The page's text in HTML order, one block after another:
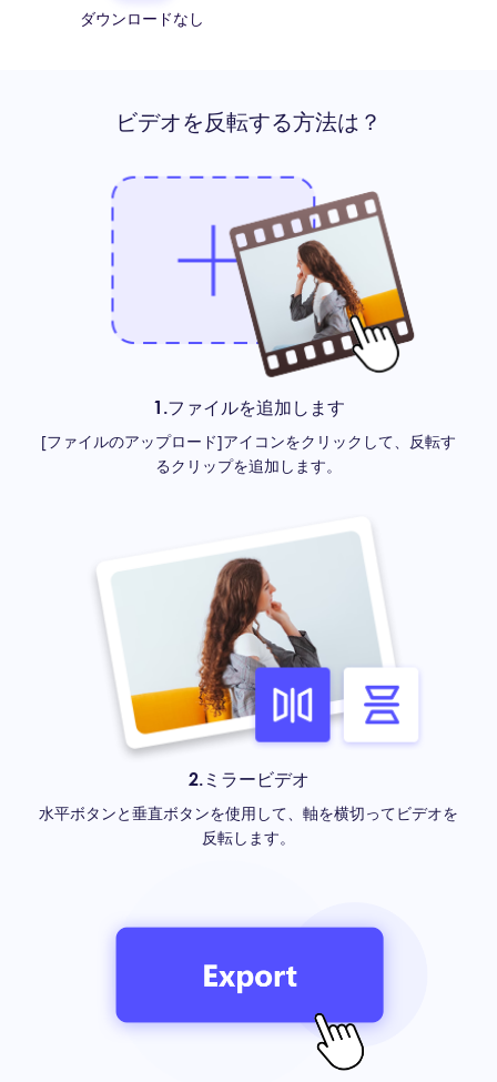
ダウンロードなし
ビデオを反転する方法は？
1.ファイルを追加します
[ファイルのアップロード]アイコンをクリックして、反転す
るクリップを追加します。
2.ミラービデオ
水平ボタンと垂直ボタンを使用して、軸を横切ってビデオを
反転します。